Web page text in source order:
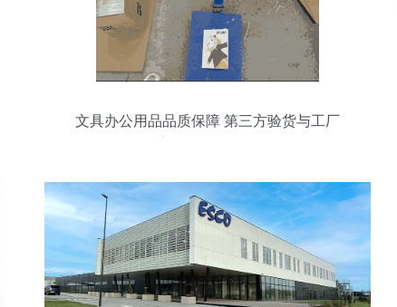
文具办公用品品质保障 第三方验货与工厂